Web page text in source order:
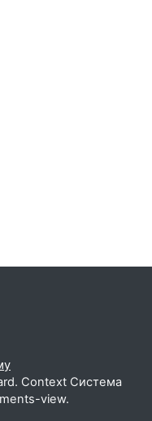
Context Система
view.